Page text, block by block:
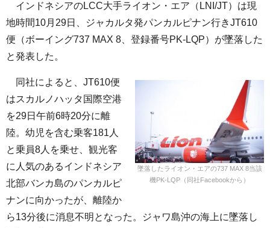
インドネシアのLCC大手ライオン・エア（LNI/JT）は現
地時間10月29日、ジャカルタ発パンカルピナン行きJT610
便（ボーイング737 MAX 8、登録番号PK-LQP）が墜落した
と発表した。
墜落したライオン・エアの737 MAX 8当該
機PK-LQP（同社Facebookから）
同社によると、JT610便
はスカルノハッタ国際空港
を29日午前6時20分に離
陸。幼児を含む乗客181人
と乗員8人を乗せ、観光客
に人気のあるインドネシア
北部バンカ島のパンカルピ
ナンに向かったが、離陸か
ら13分後に消息不明となった。ジャワ島沖の海上に墜落し